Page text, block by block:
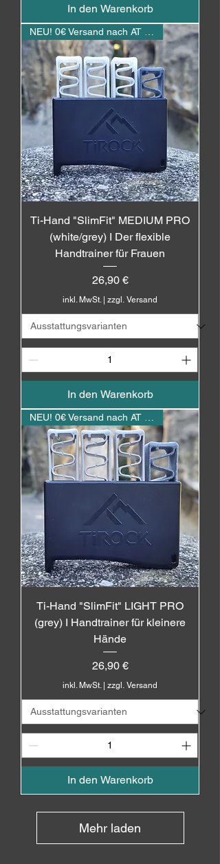
In den Warenkorb
NEU! 0€ Versand nach AT / DE
Ti-Hand "SlimFit" MEDIUM PRO
(white/grey) I Der flexible
Handtrainer für Frauen
Preis
26,90 €
inkl. MwSt.| zzgl. Versand
In den Warenkorb
Ti-Hand "SlimFit" LIGHT PRO
(grey) I Handtrainer für kleinere
Hände
Preis
26,90 €
inkl. MwSt.| zzgl. Versand
In den Warenkorb
Mehr laden